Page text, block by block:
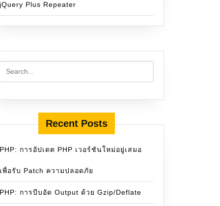
jQuery Plus Repeater
Recent Posts
PHP: การอัปเดต PHP เวอร์ชันใหม่อยู่เสมอ
เพื่อรับ Patch ความปลอดภัย
PHP: การบีบอัด Output ด้วย Gzip/Deflate